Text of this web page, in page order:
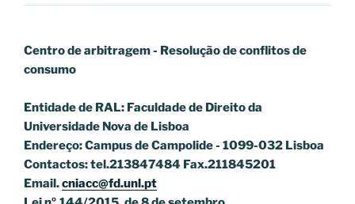
Centro de arbitragem - Resolução de conflitosde
consumo
Entidade de RAL: Faculdade de Direito da
Universidade Nova de Lisboa
Endereço: Campus de Campolide - 1099-032 Lisboa
Contactos: tel.213847484 Fax.211845201
Email.cniacc@fd.unl.pt